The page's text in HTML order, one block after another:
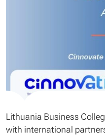
Lithuania Business
with international